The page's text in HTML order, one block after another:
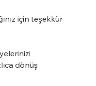
için teşekkür
dönüş